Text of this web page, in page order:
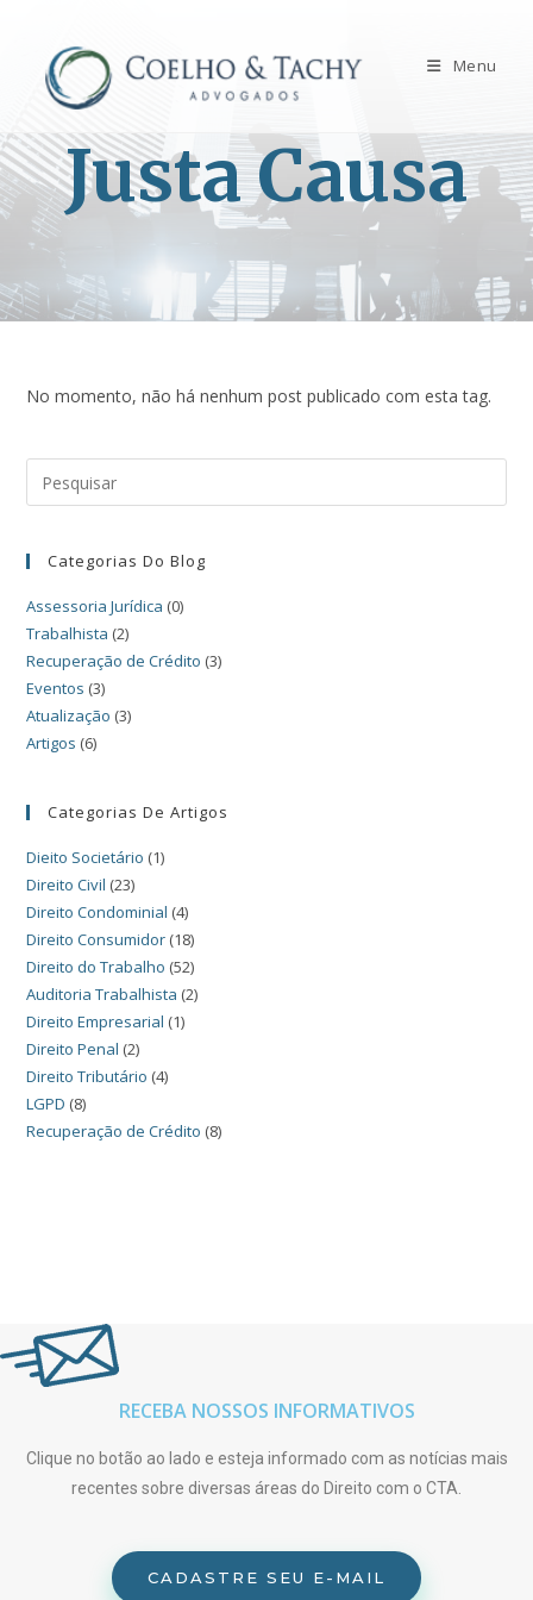
Menu
Justa Causa
No momento, não há nenhum post publicado com esta tag.
Categorias Do Blog
Assessoria Jurídica (0)
Trabalhista (2)
Recuperação de Crédito (3)
Eventos (3)
Atualização (3)
Artigos (6)
Categorias De Artigos
Dieito Societário (1)
Direito Civil (23)
Direito Condominial (4)
Direito Consumidor (18)
Direito do Trabalho (52)
Auditoria Trabalhista (2)
Direito Empresarial (1)
Direito Penal (2)
Direito Tributário (4)
LGPD (8)
Recuperação de Crédito (8)
RECEBA NOSSOS INFORMATIVOS
Clique no botão ao lado e esteja informado com as notícias mais
recentes sobre diversas áreas do Direito com o CTA.
CADASTRE SEU E-MAIL